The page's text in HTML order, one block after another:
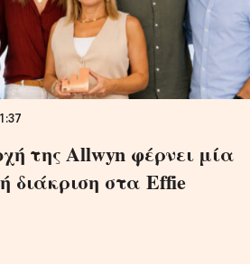
της Allwyn φέρνει μία
διάκριση στα Effie